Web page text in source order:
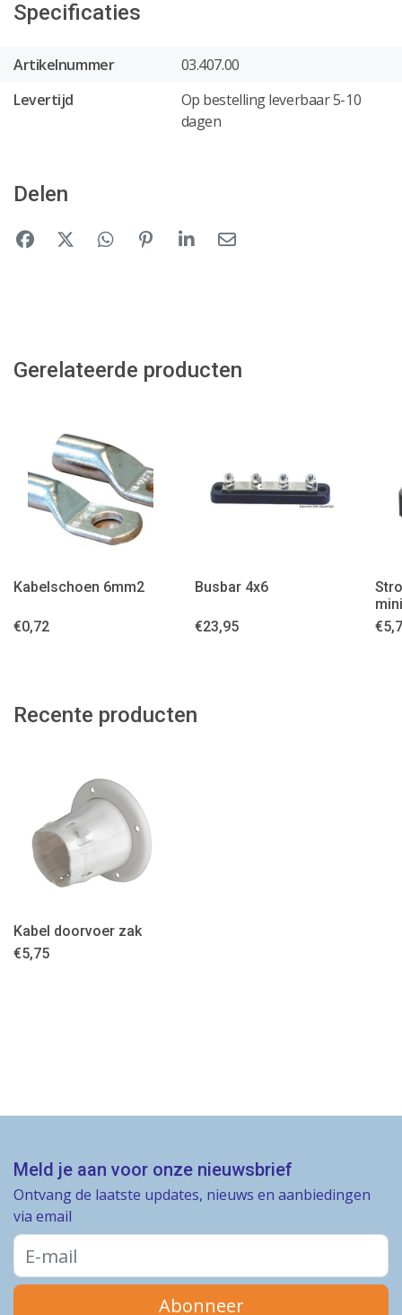
Specificaties
Artikelnummer
03.407.00
Levertijd
Op bestelling leverbaar 5-10
dagen
Delen
Gerelateerde producten
Kabelschoen 6mm2
€0,72
Busbar 4x6
€23,95
€
Recente producten
Kabel doorvoer zak
€5,75
Meld je aan voor onze nieuwsbrief
Ontvang de laatste updates, nieuws en aanbiedingen
via email
Abonneer